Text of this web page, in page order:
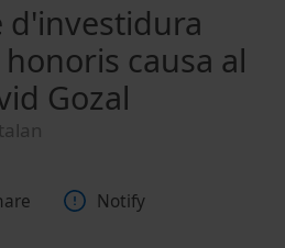
d'investidura
causa al
Gozal
Notify